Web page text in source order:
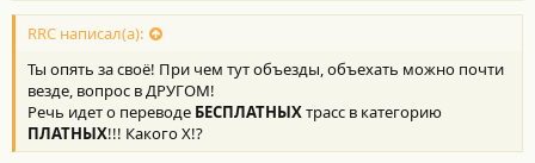
RRC написал(а):
Ты опять за своё! При чем тут объезды, объехать можно почти
везде, вопрос в ДРУГОМ!
Речь идет о переводе БЕСПЛАТНЫХтрасс в категорию
ПЛАТНЫХ!!! Какого Х!?